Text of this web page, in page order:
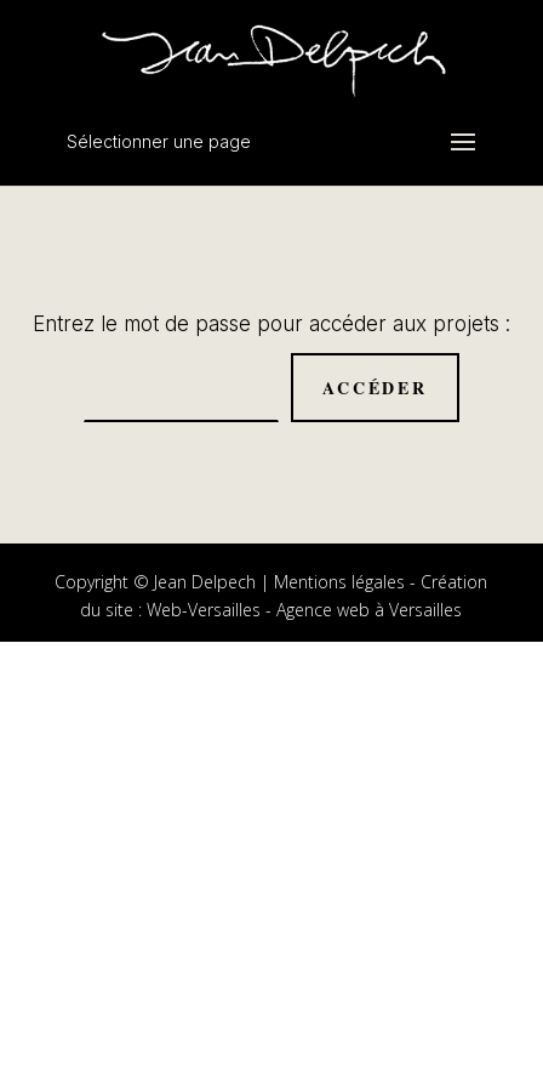
Sélectionner une page
Entrez le mot de passe pour accéder aux projets :
Copyright © Jean Delpech | Mentions légales - Création
du site :Web-Versailles - Agence web à Versailles